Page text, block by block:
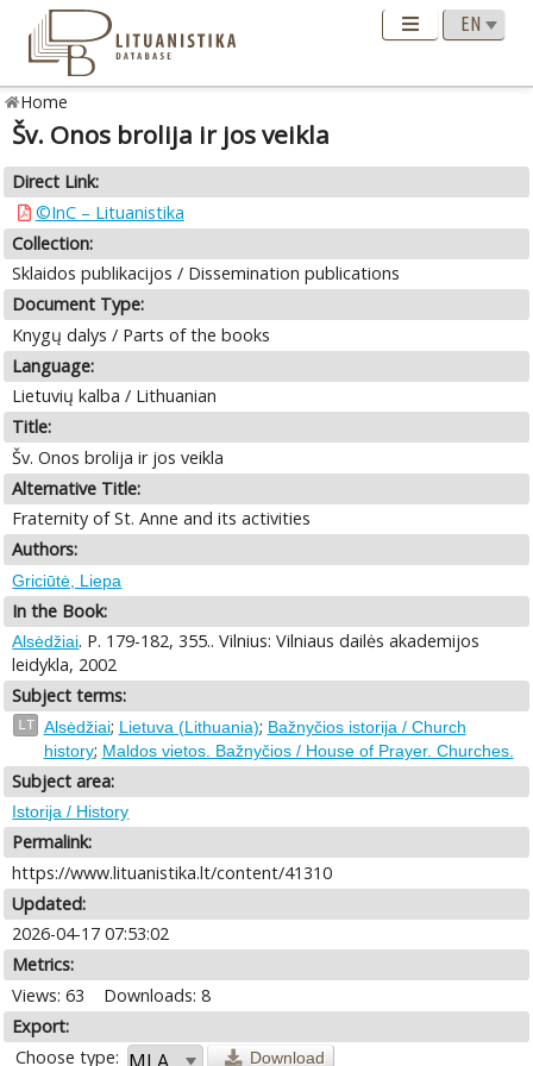
Home
Šv. Onos brolija ir jos veikla
Direct Link:
©InC – Lituanistika
Collection:
Sklaidos publikacijos / Dissemination publications
Document Type:
Knygų dalys / Parts of the books
Language:
Lietuvių kalba / Lithuanian
Title:
Šv. Onos brolija ir jos veikla
Alternative Title:
Fraternity of St. Anne and its activities
Authors:
Griciūtė, Liepa
In the Book:
Alsėdžiai. P. 179-182, 355.. Vilnius: Vilniaus dailės akademijos
leidykla, 2002
Subject terms:
LT Alsėdžiai; Lietuva (Lithuania); Bažnyčios istorija / Church
history; Maldos vietos. Bažnyčios / House of Prayer. Churches.
Subject area:
Istorija / History
Permalink:
https://www.lituanistika.lt/content/41310
Updated:
2026-04-17 07:53:02
Metrics:
Views: 63
Downloads: 8
Export:
Choose type:
Download